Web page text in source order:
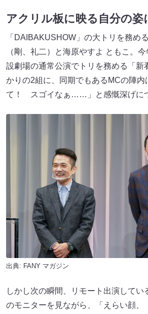
アクリル板に映る自分の
「DAIBAKUSHOW」の大トリを務め
（剛、礼二）と海原やすよ ともこ。
設劇場の通常公演でトリを務める「新
かりの2組に、同期でもあるMCの陣内
て！ スゴイなぁ……」と感慨深げに
出典: FANY マガジン
しかし次の瞬間、リモート出演してい
のモニターを見ながら、「えらい顔、